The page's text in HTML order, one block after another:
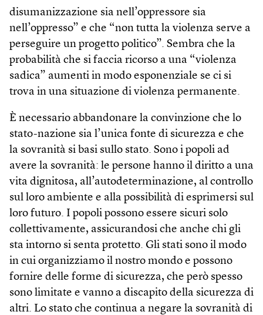
disumanizzazione sia nell’oppressore sia
nell’oppresso” e che “non tutta la violenza serve a
perseguire un progetto politico”. Sembra che la
probabilità che si faccia ricorso a una “violenza
sadica” aumenti in modo esponenziale se ci si
trova in una situazione di violenza permanente.
È necessario abbandonare la convinzione che lo
stato-nazione sia l’unica fonte di sicurezza e che
la sovranità si basi sullo stato. Sono i popoli ad
avere la sovranità: le persone hanno il diritto a una
vita dignitosa, all’autodeterminazione, al controllo
sul loro ambiente e alla possibilità di esprimersi sul
loro futuro. I popoli possono essere sicuri solo
collettivamente, assicurandosi che anche chi gli
sta intorno si senta protetto. Gli stati sono il modo
in cui organizziamo il nostro mondo e possono
fornire delle forme di sicurezza, che però spesso
sono limitate e vanno a discapito della sicurezza di
altri. Lo stato che continua a negare la sovranità di